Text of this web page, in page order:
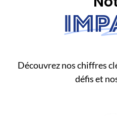
Découvrez nos chiffres
défis et